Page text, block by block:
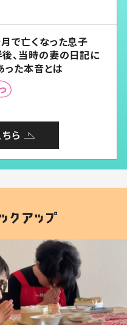
で亡くなった息子
、当時の妻の日記に
った本音とは
ら